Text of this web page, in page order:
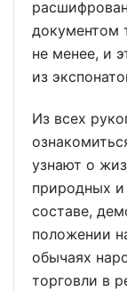
документом
не менее, и
из
Из всех
узнают о
природных и
составе,
положении
обычаях
торговли в